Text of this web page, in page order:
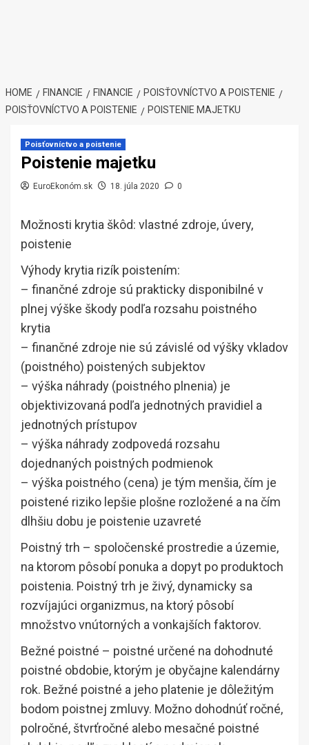
HOME FINANCIE FINANCIE
POISŤOVNÍCTVO A POISTENIE
POISŤOVNÍCTVO A POISTENIE
POISTENIE MAJETKU
Poisťovníctvo a poistenie
Poistenie majetku
EuroEkonóm.sk 18. júla 2020 0
Možnosti krytia škôd: vlastné zdroje, úvery,
poistenie
Výhody krytia rizík poistením:
– finančné zdroje sú prakticky disponibilné v
plnej výške škody podľa rozsahu poistného
krytia
– finančné zdroje nie sú závislé od výšky vkladov
(poistného) poistených subjektov
– výška náhrady (poistného plnenia) je
objektivizovaná podľa jednotných pravidiel a
jednotných prístupov
– výška náhrady zodpovedá rozsahu
dojednaných poistných podmienok
– výška poistného (cena) je tým menšia, čím je
poistené riziko lepšie plošne rozložené a na čím
dlhšiu dobu je poistenie uzavreté
Poistný trh – spoločenské prostredie a územie,
na ktorom pôsobí ponuka a dopyt po produktoch
poistenia. Poistný trh je živý, dynamicky sa
rozvíjajúci organizmus, na ktorý pôsobí
množstvo vnútorných a vonkajších faktorov.
Bežné poistné – poistné určené na dohodnuté
poistné obdobie, ktorým je obyčajne kalendárny
rok. Bežné poistné a jeho platenie je dôležitým
bodom poistnej zmluvy. Možno dohodnúť ročné,
polročné, štvrťročné alebo mesačné poistné